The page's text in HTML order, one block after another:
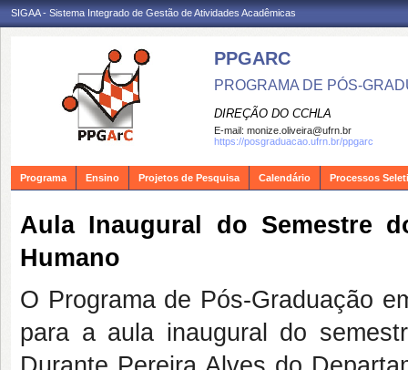
SIGAA - Sistema Integrado de Gestão de Atividades Acadêmicas
PPGARC
PROGRAMA DE PÓS-
DIREÇÃO DO CCHLA
E-mail: monize.oliveira@ufrn.br
https://posgraduacao.ufrn.br/ppgarc
Programa Ensino Projetos de Pesquisa Calendário Processos
Aula Inaugural do Semestre
Humano
O Programa de Pós-Graduação
para a aula inaugural do